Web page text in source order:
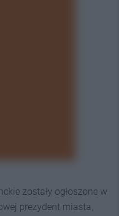
zostały ogłoszone w
prezydent miasta,